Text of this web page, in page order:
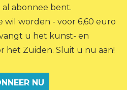
al abonnee bent.
wil worden - voor 6,60 euro
u het kunst- en
het Zuiden. Sluit u nu aan!
NU
rechten voorbehouden.